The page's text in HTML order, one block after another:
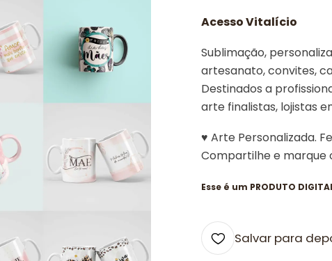
Acesso Vitalício
Sublimação,
artesanato, convites,
Destinados a
arte finalistas, lojistas
♥ Arte Personalizada.
Compartilhe e marque
Esse é um PRODUTO
Salvar para